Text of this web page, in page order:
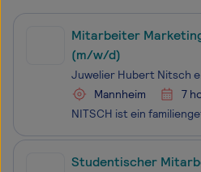
Mitarbeiter
(m/w/d)
Juwelier Hubert Nitsch
Mannheim
7
Studentischer